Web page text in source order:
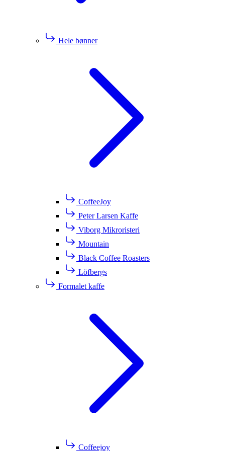
Hele bønner
CoffeeJoy
Peter Larsen Kaffe
Viborg Mikroristeri
Mountain
Black Coffee Roasters
Löfbergs
Formalet kaffe
Coffeejoy